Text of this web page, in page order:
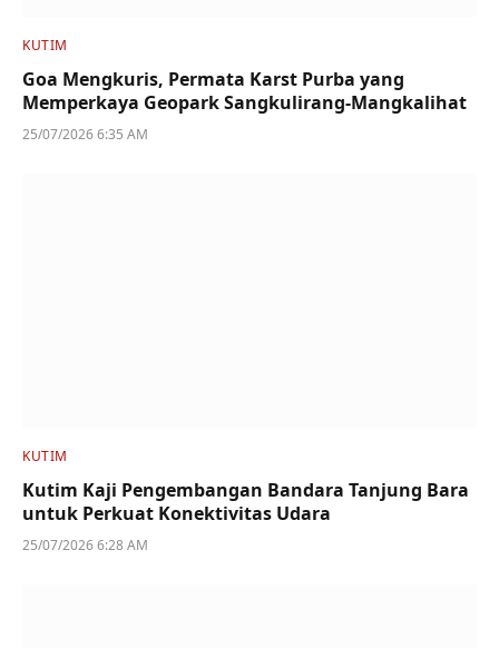
KUTIM
Goa Mengkuris, Permata Karst Purba yang
Memperkaya Geopark Sangkulirang-Mangkalihat
25/07/2026 6:35 AM
KUTIM
Kutim Kaji Pengembangan Bandara Tanjung Bara
untuk Perkuat Konektivitas Udara
25/07/2026 6:28 AM